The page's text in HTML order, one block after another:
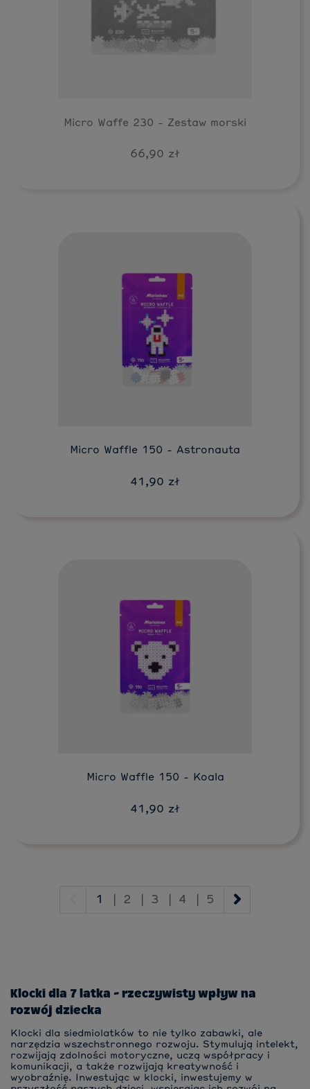
Micro Waffe 230 - Zestaw morski
66,90 zł
Micro Waffle 150 - Astronauta
41,90 zł
Do koszyka
Micro Waffle 150 - Koala
41,90 zł
Do koszyka
1 2 3 4 5
Klocki dla 7 latka - rzeczywisty wpływ na
rozwój dziecka
Klocki dla siedmiolatków to nie tylko zabawki, ale
narzędzia wszechstronnego rozwoju. Stymulują intelekt,
rozwijają zdolności motoryczne, uczą współpracy i
komunikacji, a także rozwijają kreatywność i
wyobraźnię. Inwestując w klocki, inwestujemy w